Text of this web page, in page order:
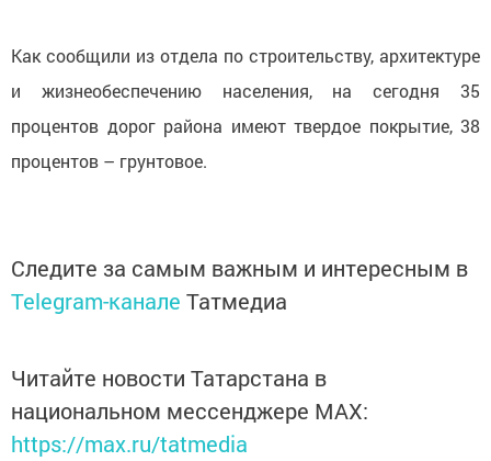
Как сообщили из отдела по строительству, архитектуре
и жизнеобеспечению населения, на сегодня 35
процентов дорог района имеют твердое покрытие, 38
процентов – грунтовое.
Следите за самым важным и интересным в
Telegram-канале Татмедиа
Читайте новости Татарстана в
национальном мессенджере MАХ:
https://max.ru/tatmedia